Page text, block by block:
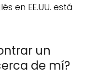
en EE.UU. está
un
de mí?